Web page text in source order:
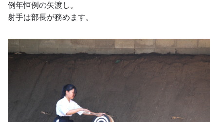
例年恒例の矢渡し。
射手は部長が務めます。